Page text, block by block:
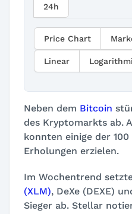
24h
Price Chart
Linear
Neben dem Bitcoin
des Kryptomarkts ab.
konnten einige der
Erholungen erzielen.
Im Wochentrend
(XLM), DeXe (DEXE)
Sieger ab. Stellar